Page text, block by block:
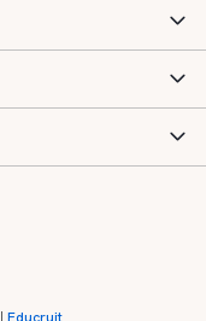
|Educruit